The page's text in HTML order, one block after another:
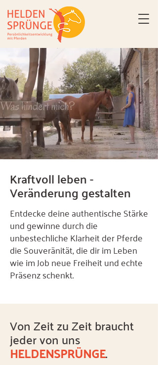
Kraftvoll leben -
Veränderung gestalten
Entdecke deine authentische Stärke
und gewinne durch die
unbestechliche Klarheit der Pferde
die Souveränität, die dir im Leben
wie im Job neue Freiheit und echte
Präsenz schenkt.
Von Zeit zu Zeit braucht
jeder von uns
HELDENSPRÜNGE.